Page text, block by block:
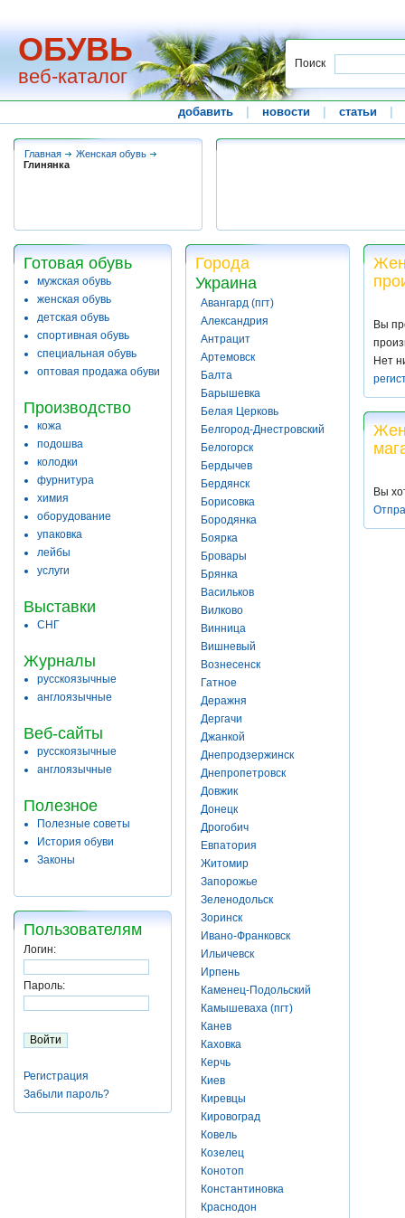
ОБУВЬ
веб-каталог
Поиск
добавить новости статьи
Главная
Женская обувь
Глинянка
Готовая обувь
мужская обувь
женская обувь
детская обувь
спортивная обувь
специальная обувь
оптовая продажа обуви
Производство
кожа
подошва
колодки
фурнитура
химия
оборудование
упаковка
лейбы
услуги
Выставки
СНГ
Журналы
русскоязычные
англоязычные
Веб-сайты
русскоязычные
англоязычные
Полезное
Полезные советы
История обуви
Законы
Пользователям
Логин:
Пароль:
Регистрация
Забыли пароль?
Города
Украина
Авангард (пгт)
Александрия
Антрацит
Артемовск
Балта
Барышевка
Белая Церковь
Белгород-Днестровский
Белогорск
Бердычев
Бердянск
Борисовка
Бородянка
Боярка
Бровары
Брянка
Васильков
Вилково
Винница
Вишневый
Вознесенск
Гатное
Деражня
Дергачи
Джанкой
Днепродзержинск
Днепропетровск
Довжик
Донецк
Дрогобич
Евпатория
Житомир
Запорожье
Зеленодольск
Зоринск
Ивано-Франковск
Ильичевск
Ирпень
Каменец-Подольский
Камышеваха (пгт)
Канев
Каховка
Керчь
Киев
Киревцы
Кировоград
Ковель
Козелец
Конотоп
Константиновка
Краснодон
Вы
Нет
Вы